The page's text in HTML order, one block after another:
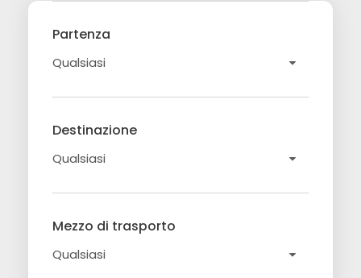
Partenza
Destinazione
Mezzo di trasporto